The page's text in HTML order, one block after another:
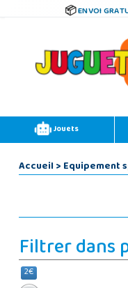
ENVOI
Jouets
Accueil>Equipement
Filtrer dans
2€